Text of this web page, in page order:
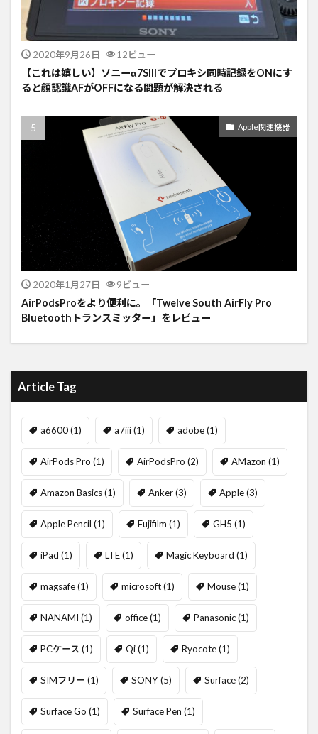
2020年9月26日 12ビュー
【これは嬉しい】ソニーα7SIIIでプロキシ同時記録をONにす
ると顔認識AFがOFFになる問題が解決される
Apple関連機器
2020年1月27日 9ビュー
AirPodsProをより便利に。「Twelve South AirFly Pro
Bluetoothトランスミッター」をレビュー
Article Tag
a6600(1) a7iii(1) adobe(1)
AirPods Pro (1) AirPodsPro (2) AMazon (1)
Amazon Basics(1) Anker(3) Apple(3)
Apple Pencil (1) Fujifilm (1) GH5 (1)
iPad (1) LTE(1) Magic Keyboard (1)
magsafe(1) microsoft(1) Mouse(1)
NANAMI (1) office(1) Panasonic(1)
PCケース (1) Qi(1) Ryocote(1)
SIMフリー (1) SONY(5) Surface(2)
Surface Go (1) Surface Pen (1)